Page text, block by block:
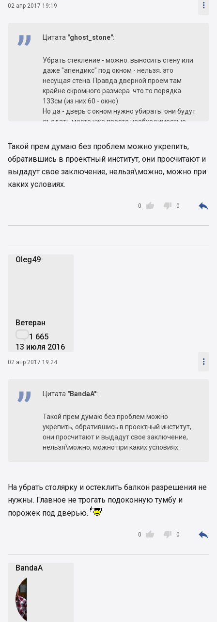
02 апр 2017 19:19 
Цитата "ghost_stone":
Убрать стекление - можно. выносить стену или
даже "апендикс" под окном - нельзя. это
несущая стена. Правда дверной проем там
крайне скромного размера. что то порядка
133см (из них 60 - окно).
Но да - дверь с окном нужно убирать. они будут
съедать место уже просто необходимостью
Такой прем думаю без проблем можно укрепить,
обратившись в проектный институт, они просчитают и
выдадут свое заключение, нельзя\можно, можно при
каких условиях.

0  0 
Oleg49
Ветеран
1 665
13 июля 2016
02 апр 2017 19:24 
Цитата "BandaA":
Такой прем думаю без проблем можно
укрепить, обратившись в проектный институт,
они просчитают и выдадут свое заключение,
нельзя\можно, можно при каких условиях.
На убрать столярку и остеклить балкон разрешения не
нужны. Главное не трогать подоконную тумбу и
порожек под дверью.

0  0 
BandaA